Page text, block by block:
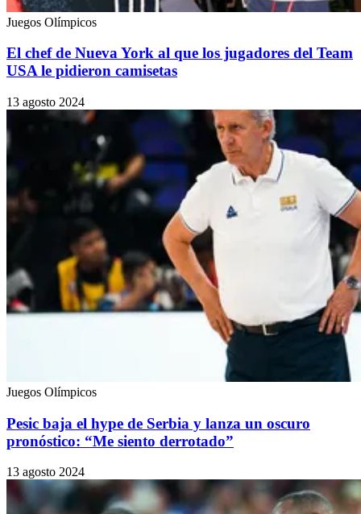
Juegos Olímpicos
El chef de Nueva York al que los jugadores del Team
USA le pidieron camisetas
13 agosto 2024
Juegos Olímpicos
Pesic baja el hype de Serbia y lanza un oscuro
pronóstico: “Me siento derrotado”
13 agosto 2024